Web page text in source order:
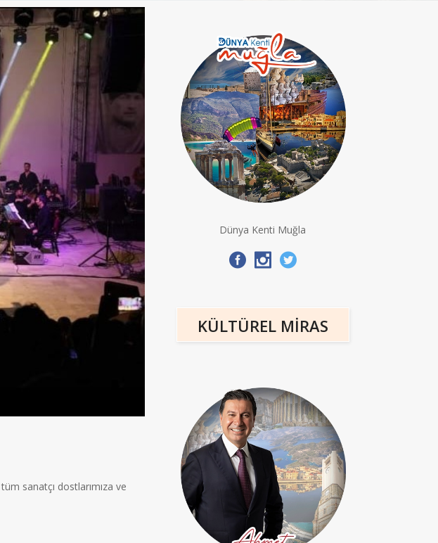
sanatçı dostlarımıza ve
Dünya Kenti Muğla
KÜLTÜREL MİRAS